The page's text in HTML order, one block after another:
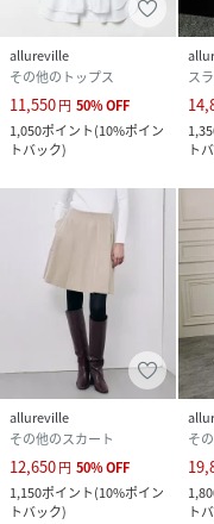
allureville
その他のトップス
11,550円 50%OFF
1,050ポイント(10%ポイン
トバック)
ト
allureville
その他のスカート
12,650円 50%OFF
1,150ポイント(10%ポイン
トバック)
そ
ト